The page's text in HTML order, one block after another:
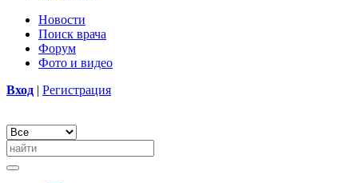
Новости
Поиск врача
Форум
Фото и видео
Вход | Регистрация